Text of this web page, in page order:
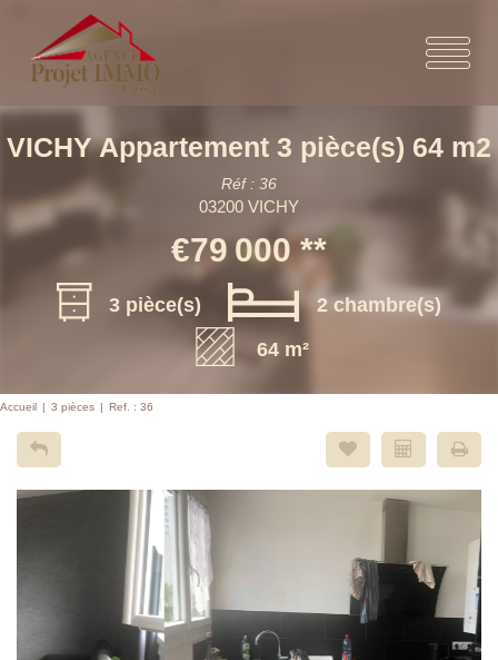
VICHY Appartement 3 pièce(s) 64 m2
Réf : 36
03200 VICHY
€79 000 **
3 pièce(s)
2 chambre(s)
64 m²
Accueil 3 pièces Ref. : 36